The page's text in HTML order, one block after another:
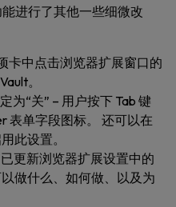
进行了其他一些细微改
卡中点击浏览器扩展窗口的
。
为“关” – 用户按下 Tab 键
表单字段图标。 还可以在
此设置。
更新浏览器扩展设置中的
做什么、如何做、以及为